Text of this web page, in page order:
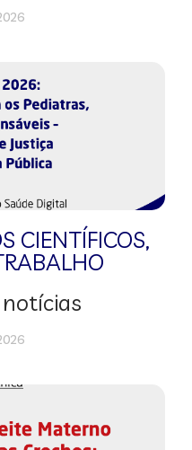
CIENTÍFICOS,